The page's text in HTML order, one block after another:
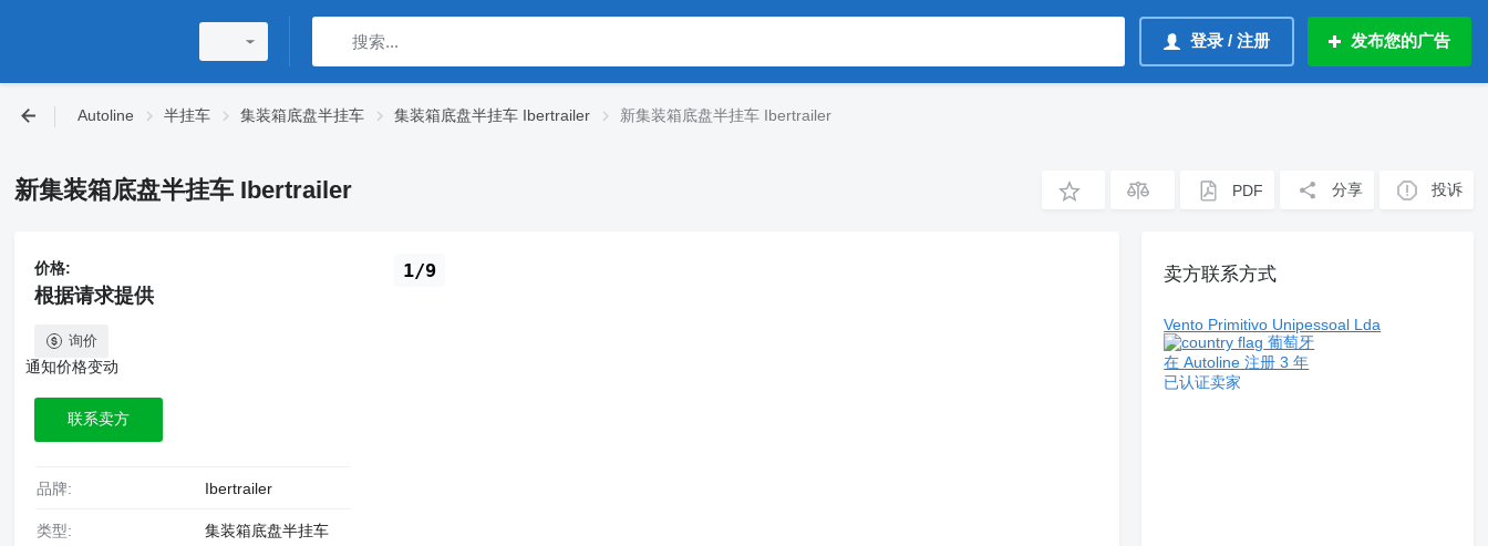
登录 / 注册 发布您的广告
Autoline 半挂车 集装箱底盘半挂车 集装箱底盘半挂车 Ibertrailer 新集装箱底盘半挂车 Ibertrailer
新集装箱底盘半挂车 Ibertrailer PDF 分享 投诉
1/9
价格:
根据请求提供
询价
通知价格变动
联系卖方
品牌: Ibertrailer
类型: 集装箱底盘半挂车
卖方联系方式
Vento Primitivo Unipessoal Lda
葡萄牙
在 Autoline 注册 3 年
已认证卖家